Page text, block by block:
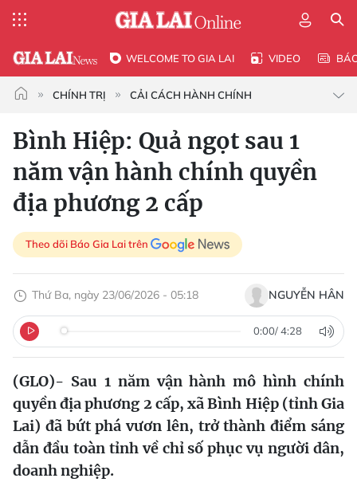
WELCOME TO GIA LAI VIDEO
CHÍNH TRỊ CẢI CÁCH HÀNH CHÍNH
Bình Hiệp: Quả ngọt sau 1
năm vận hành chính quyền
địa phương 2 cấp
Theo dõi Báo Gia Lai trên
Thứ Ba, ngày 23/06/2026 - 05:18 NGUYỄN HÂN
0:00/4:28
(GLO)- Sau 1 năm vận hành mô hình chính
quyền địa phương 2 cấp, xã Bình Hiệp (tỉnh Gia
Lai) đã bứt phá vươn lên, trở thành điểm sáng
dẫn đầu toàn tỉnh về chỉ số phục vụ người dân,
doanh nghiệp.